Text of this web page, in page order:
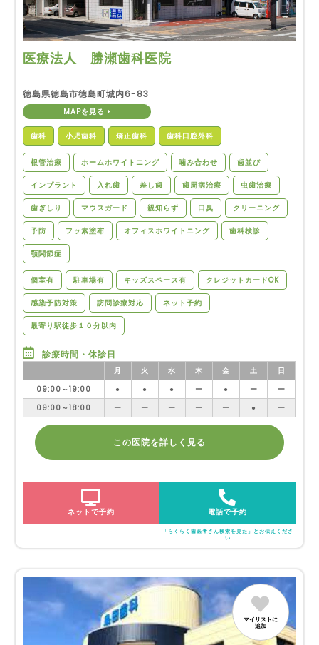
医療法人 勝瀬歯科医院
徳島県徳島市徳島町城内6-83
MAPを見る
歯科 小児歯科 矯正歯科 歯科口腔外科
根管治療 ホームホワイトニング 噛み合わせ 歯並び
インプラント 入れ歯 差し歯 歯周病治療 虫歯治療
歯ぎしり マウスガード 親知らず 口臭 クリーニング
予防 フッ素塗布 オフィスホワイトニング 歯科検診
顎関節症
個室有 駐車場有 キッズスペース有 クレジットカードOK
感染予防対策 訪問診療対応 ネット予約
最寄り駅徒歩１０分以内
診療時間・休診日
月 火 水 木 金 土
日
09:00～19:00
● ● ● ー ● ー
ー
09:00～18:00
ー ー ー ー ー ● ー
この医院を詳しく見る
ネットで予約 電話で予約
「らくらく歯医者さん検索を見た」とお伝えくださ
い
マイリストに
追加